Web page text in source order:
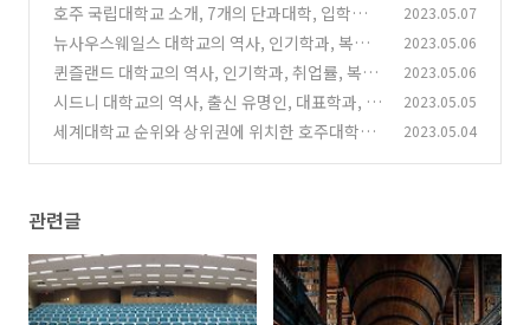
호주 국립대학교 소개, 7개의 단과대학, 입학조
건, 복지 및 혜택
(0)
2023.05.07
뉴사우스웨일스 대학교의 역사, 인기학과, 복지
혜택과 장학금 정보
(0)
2023.05.06
퀸즐랜드 대학교의 역사, 인기학과, 취업률, 복지
와 혜택
(0)
2023.05.06
시드니 대학교의 역사, 출신 유명인, 대표학과, 복
지와 다양한 혜택 (1)
2023.05.05
세계대학교 순위와 상위권에 위치한 호주대학교
2023.05.04
관련글